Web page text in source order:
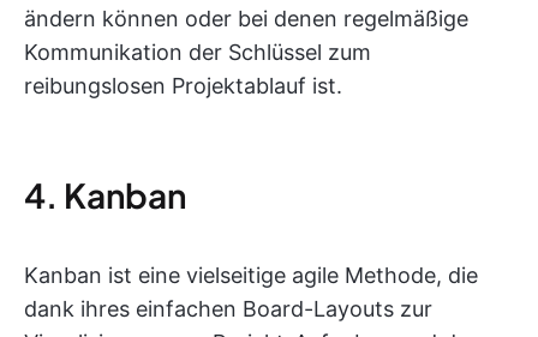
ändern können oder bei denen regelmäßige
Kommunikation der Schlüssel zum
reibungslosen Projektablauf ist.
4. Kanban
Kanban ist eine vielseitige agile Methode, die
dank ihres einfachen Board-Layouts zur